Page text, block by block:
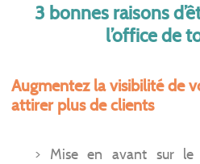
3 bonnes raisons
l’office de
Augmentez la visibilité de
attirer plus de clients
> Mise en avant sur le